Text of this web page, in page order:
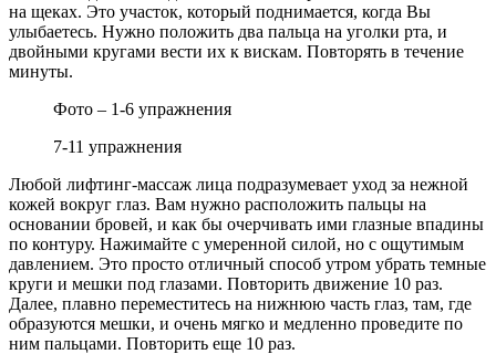
на щеках. Это участок, который поднимается, когда Вы
улыбаетесь. Нужно положить два пальца на уголки рта, и
двойными кругами вести их к вискам. Повторять в течение
минуты.
Фото – 1-6 упражнения
7-11 упражнения
Любой лифтинг-массаж лица подразумевает уход за нежной
кожей вокруг глаз. Вам нужно расположить пальцы на
основании бровей, и как бы очерчивать ими глазные впадины
по контуру. Нажимайте с умеренной силой, но с ощутимым
давлением. Это просто отличный способ утром убрать темные
круги и мешки под глазами. Повторить движение 10 раз.
Далее, плавно переместитесь на нижнюю часть глаз, там, где
образуются мешки, и очень мягко и медленно проведите по
ним пальцами. Повторить еще 10 раз.